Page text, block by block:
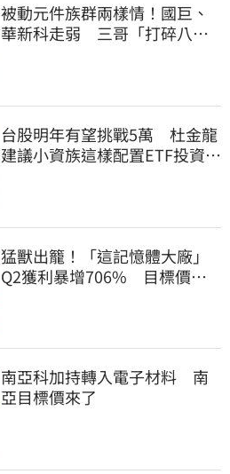
被動元件族群兩樣情！國巨、
華新科走弱 三哥「打碎八卦
台股明年有望挑戰5萬 杜金龍
建議小資族這樣配置ETF投資組
猛獸出籠！「這記憶體大廠」
Q2獲利暴增706% 目標價上
南亞科加持轉入電子材料 南
亞目標價來了